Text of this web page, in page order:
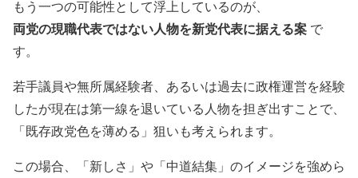
もう一つの可能性として浮上しているのが、
両党の現職代表ではない人物を新党代表に据える案 で
す。
若手議員や無所属経験者、あるいは過去に政権運営を経験
したが現在は第一線を退いている人物を担ぎ出すことで、
「既存政党色を薄める」狙いも考えられます。
この場合、「新しさ」や「中道結集」のイメージを強めら